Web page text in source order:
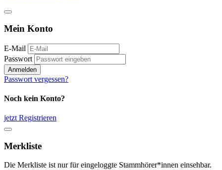
Mein Konto
E-Mail
Passwort
Anmelden
Passwort vergessen?
Noch kein Konto?
jetzt Registrieren
Merkliste
Die Merkliste ist nur für eingeloggte Stammhörer*innen einsehbar.